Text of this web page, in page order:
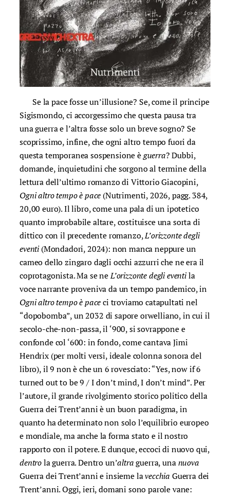
Se la pace fosse un’illusione? Se, come il principe
Sigismondo, ci accorgessimo che questa pausa tra
una guerra e l’altra fosse solo un breve sogno? Se
scoprissimo, infine, che ogni altro tempo fuori da
questa temporanea sospensione èguerra? Dubbi,
domande, inquietudini che sorgono al termine della
lettura dell’ultimo romanzo di Vittorio Giacopini,
Ogni altro tempo è pace (Nutrimenti, 2026, pagg. 384,
20,00 euro). Il libro, come una pala di un ipotetico
quanto improbabile altare, costituisce una sorta di
dittico con il precedente romanzo,L’orizzonte degli
eventi(Mondadori, 2024): non manca neppure un
cameo dello zingaro dagli occhi azzurri che ne era il
coprotagonista. Ma se neL’orizzonte degli eventila
voce narrante proveniva da un tempo pandemico, in
Ogni altro tempo è paceci troviamo catapultati nel
“dopobomba”, un 2032 di sapore orwelliano, in cui il
secolo-che-non-passa, il ‘900, si sovrappone e
confonde col ‘600: in fondo, come cantava Jimi
Hendrix (per molti versi, ideale colonna sonora del
libro), il 9 non è che un 6 rovesciato: “Yes, now if 6
turned out to be 9 / I don’t mind, I don’t mind”. Per
l’autore, il grande rivolgimento storico politico della
Guerra dei Trent’anni è un buon paradigma, in
quanto ha determinato non solo l’equilibrio europeo
e mondiale, ma anche la forma stato e il nostro
rapporto con il potere. E dunque, eccoci di nuovo qui,
dentrola guerra. Dentro un’altraguerra, unanuova
Guerra dei Trent’anni e insieme lavecchia Guerra dei
Trent’anni. Oggi, ieri, domani sono parole vane: